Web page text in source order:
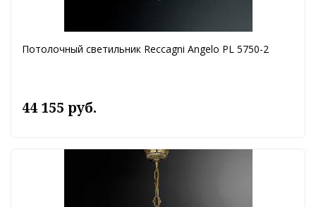
Потолочный светильник Reccagni Angelo PL 5750-2
44 155 руб.